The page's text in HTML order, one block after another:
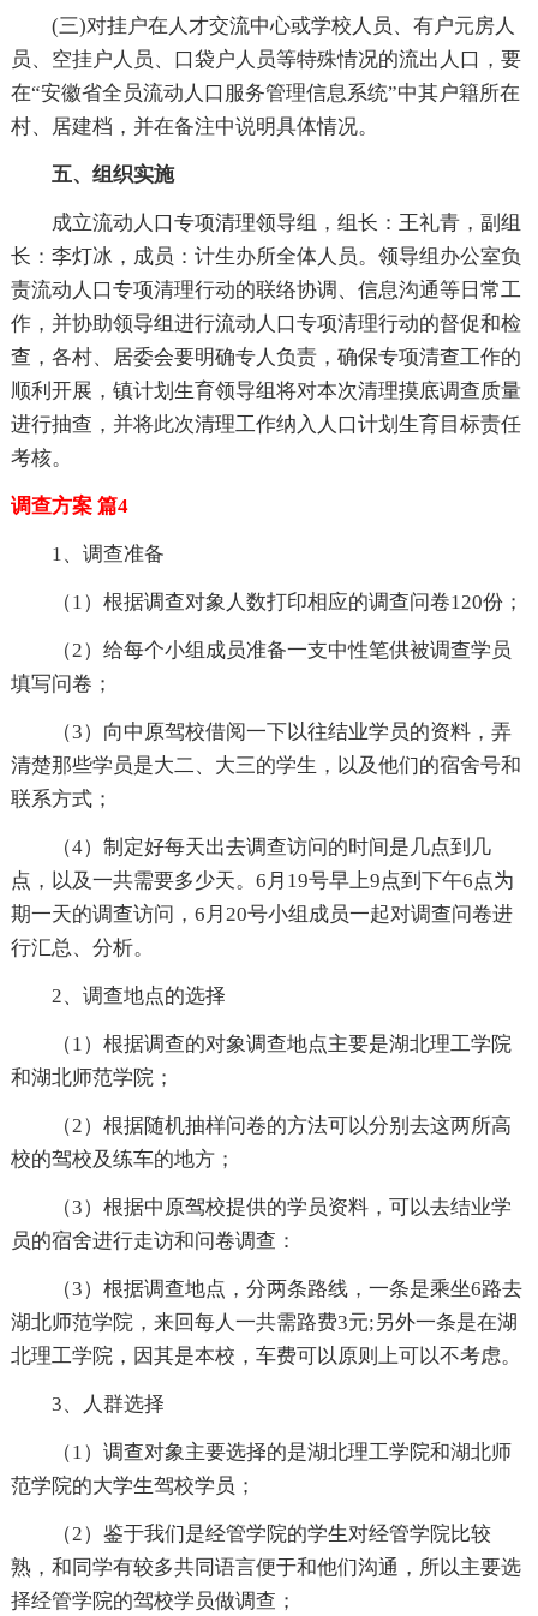
(三)对挂户在人才交流中心或学校人员、有户元房人
员、空挂户人员、口袋户人员等特殊情况的流出人口，要
在“安徽省全员流动人口服务管理信息系统”中其户籍所在
村、居建档，并在备注中说明具体情况。
五、组织实施
成立流动人口专项清理领导组，组长：王礼青，副组
长：李灯冰，成员：计生办所全体人员。领导组办公室负
责流动人口专项清理行动的联络协调、信息沟通等日常工
作，并协助领导组进行流动人口专项清理行动的督促和检
查，各村、居委会要明确专人负责，确保专项清查工作的
顺利开展，镇计划生育领导组将对本次清理摸底调查质量
进行抽查，并将此次清理工作纳入人口计划生育目标责任
考核。
调查方案 篇4
1、调查准备
（1）根据调查对象人数打印相应的调查问卷120份；
（2）给每个小组成员准备一支中性笔供被调查学员
填写问卷；
（3）向中原驾校借阅一下以往结业学员的资料，弄
清楚那些学员是大二、大三的学生，以及他们的宿舍号和
联系方式；
（4）制定好每天出去调查访问的时间是几点到几
点，以及一共需要多少天。6月19号早上9点到下午6点为
期一天的调查访问，6月20号小组成员一起对调查问卷进
行汇总、分析。
2、调查地点的选择
（1）根据调查的对象调查地点主要是湖北理工学院
和湖北师范学院；
（2）根据随机抽样问卷的方法可以分别去这两所高
校的驾校及练车的地方；
（3）根据中原驾校提供的学员资料，可以去结业学
员的宿舍进行走访和问卷调查：
（3）根据调查地点，分两条路线，一条是乘坐6路去
湖北师范学院，来回每人一共需路费3元;另外一条是在湖
北理工学院，因其是本校，车费可以原则上可以不考虑。
3、人群选择
（1）调查对象主要选择的是湖北理工学院和湖北师
范学院的大学生驾校学员；
（2）鉴于我们是经管学院的学生对经管学院比较
熟，和同学有较多共同语言便于和他们沟通，所以主要选
择经管学院的驾校学员做调查；